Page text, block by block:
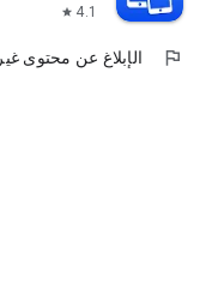
4.1
star
flag الإبلاغ عن محتوى